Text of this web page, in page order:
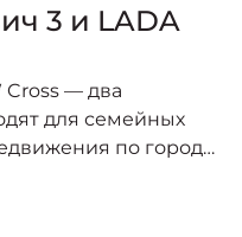
3 и LADA
Cross — два
для семейных
по городу